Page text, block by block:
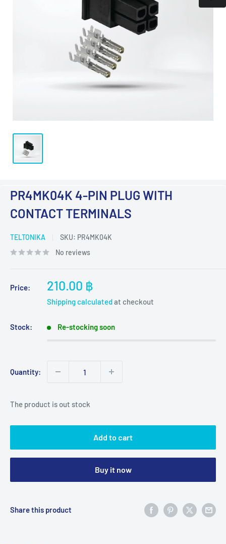
PR4MK04K 4-PIN PLUG WITH
CONTACT TERMINALS
TELTONIKA SKU: PR4MK04K
No reviews
Price:
Sale
price
210.00 ฿
Shipping calculatedat checkout
Stock: Re-stocking soon
Quantity:
The product is out stock
Add to cart
Buy it now
Share this product